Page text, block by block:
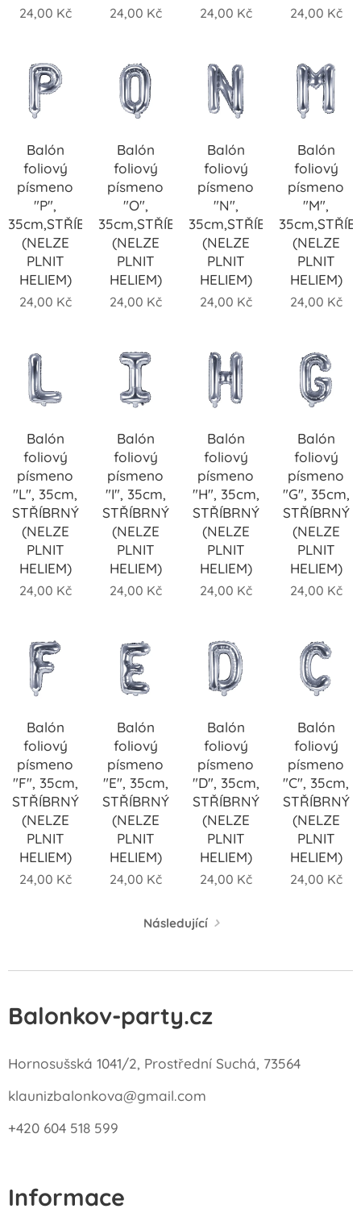
24,00 Kč 24,00 Kč 24,00 Kč 24,00 Kč
Balón
foliový
písmeno
"P",
35cm,STŘÍBRNÝ
(NELZE
PLNIT
HELIEM)
24,00 Kč
Balón
foliový
písmeno
"O",
35cm,STŘÍBRNÝ
(NELZE
PLNIT
HELIEM)
24,00 Kč
Balón
foliový
písmeno
"N",
35cm,STŘÍBRNÝ
(NELZE
PLNIT
HELIEM)
24,00 Kč
Balón
foliový
písmeno
"M",
(NELZE
PLNIT
HELIEM)
24,00 Kč
Balón
foliový
písmeno
"L", 35cm,
STŘÍBRNÝ
(NELZE
PLNIT
HELIEM)
24,00 Kč
Balón
foliový
písmeno
"I", 35cm,
STŘÍBRNÝ
(NELZE
PLNIT
HELIEM)
24,00 Kč
Balón
foliový
písmeno
"H", 35cm,
STŘÍBRNÝ
(NELZE
PLNIT
HELIEM)
24,00 Kč
Balón
foliový
písmeno
"G", 35cm,
STŘÍBRNÝ
(NELZE
PLNIT
HELIEM)
24,00 Kč
Balón
foliový
písmeno
"F", 35cm,
STŘÍBRNÝ
(NELZE
PLNIT
HELIEM)
24,00 Kč
Balón
foliový
písmeno
"E", 35cm,
STŘÍBRNÝ
(NELZE
PLNIT
HELIEM)
24,00 Kč
Balón
foliový
písmeno
"D", 35cm,
STŘÍBRNÝ
(NELZE
PLNIT
HELIEM)
24,00 Kč
Balón
foliový
písmeno
"C", 35cm,
STŘÍBRNÝ
(NELZE
PLNIT
HELIEM)
24,00 Kč
Následující
Balonkov-party.cz
Hornosušská 1041/2, Prostřední Suchá, 73564
klaunizbalonkova@gmail.com
+420 604 518 599
Informace